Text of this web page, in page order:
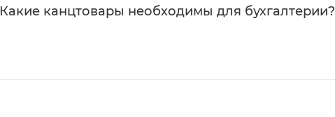
Какие канцтовары необходимы для бухгалтерии?